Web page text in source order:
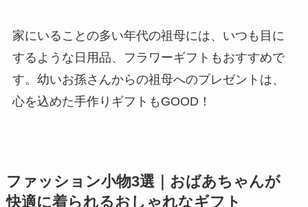
家にいることの多い年代の祖母には、いつも目に
するような日用品、フラワーギフトもおすすめで
す。幼いお孫さんからの祖母へのプレゼントは、
心を込めた手作りギフトもGOOD！
ファッション小物3選｜おばあちゃんが
快適に着られるおしゃれなギフト